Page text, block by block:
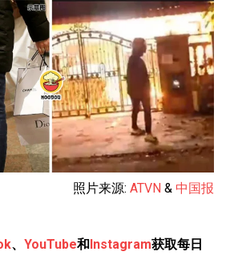
照片来源: ATVN & 中国报
、 YouTube和Instagram获取每日